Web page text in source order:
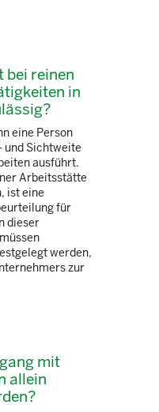
bei reinen
in
eine Person
und Sichtweite
ausführt.
Arbeitsstätte
ist eine
für
dieser
werden,
zur
mit
allein